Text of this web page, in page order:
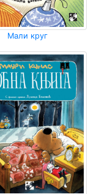
Мали круг